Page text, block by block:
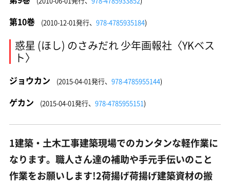
第10巻 (2010-12-01発行、 978-4785935184)
惑星 (ほし) のさみだれ 少年画報社〈YKベス
ト〉
ジョウカン (2015-04-01発行、 978-4785955144)
ゲカン (2015-04-01発行、 978-4785955151)
1建築・土木工事建築現場でのカンタンな軽作業に
なります。職人さん達の補助や手元手伝いのこと
作業をお願いします!2荷揚げ荷揚げ建築資材の搬